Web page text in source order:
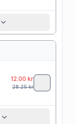
12.00 kr
28.25kr